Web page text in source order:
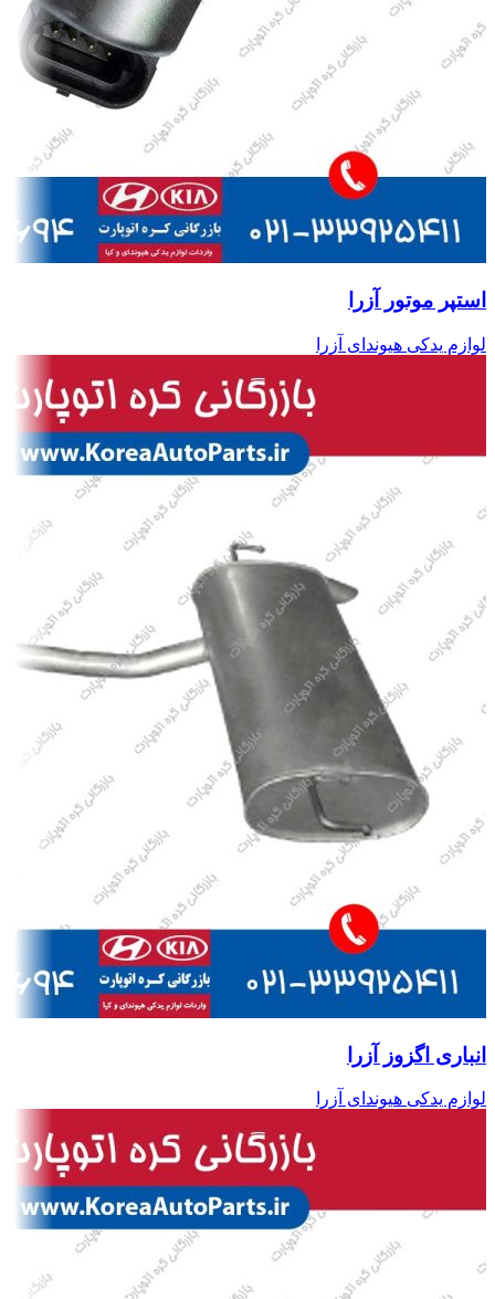
استپر موتور آزرا
لوازم یدکی هیوندای آزرا
انباری اگزوز آزرا
لوازم یدکی هیوندای آزرا